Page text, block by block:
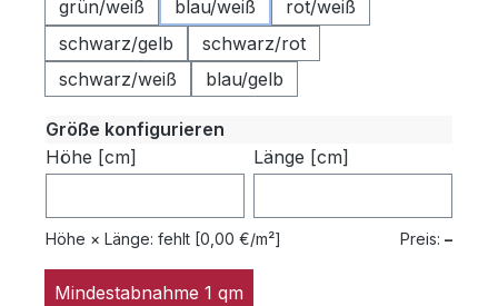
grün/weiß
blau/weiß
rot/weiß
schwarz/gelb
schwarz/rot
schwarz/weiß
blau/gelb
Größe konfigurieren
Höhe [cm]
Länge [cm]
Höhe × Länge: fehlt [0,00 €/m²] Preis: –
Mindestabnahme 1 qm